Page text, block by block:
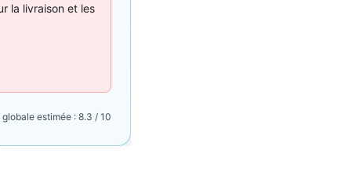
la livraison et les
globale estimée : 8.3 / 10